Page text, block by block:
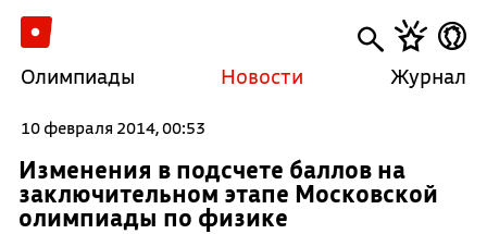
Олимпиады Новости Журнал
10 февраля 2014, 00:53
Изменения в подсчете баллов на
заключительном этапе Московской
олимпиады по физике